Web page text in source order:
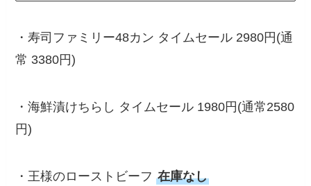
・寿司ファミリー48カン タイムセール 2980円(通
常 3380円)
・海鮮漬けちらし タイムセール 1980円(通常2580
円)
・王様のローストビーフ在庫なし